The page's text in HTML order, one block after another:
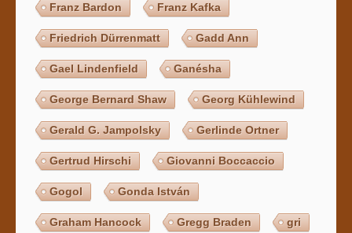
Franz Bardon Franz Kafka
Friedrich Dürrenmatt Gadd Ann
Gael Lindenfield Ganésha
George Bernard Shaw Georg Kühlewind
Gerald G. Jampolsky Gerlinde Ortner
Gertrud Hirschi Giovanni Boccaccio
Gogol Gonda István
Graham Hancock Gregg Braden gri